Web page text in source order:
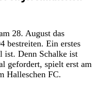
28. August das
bestreiten. Ein erstes
ist. Denn Schalke ist
gefordert, spielt erst am
Halleschen FC.